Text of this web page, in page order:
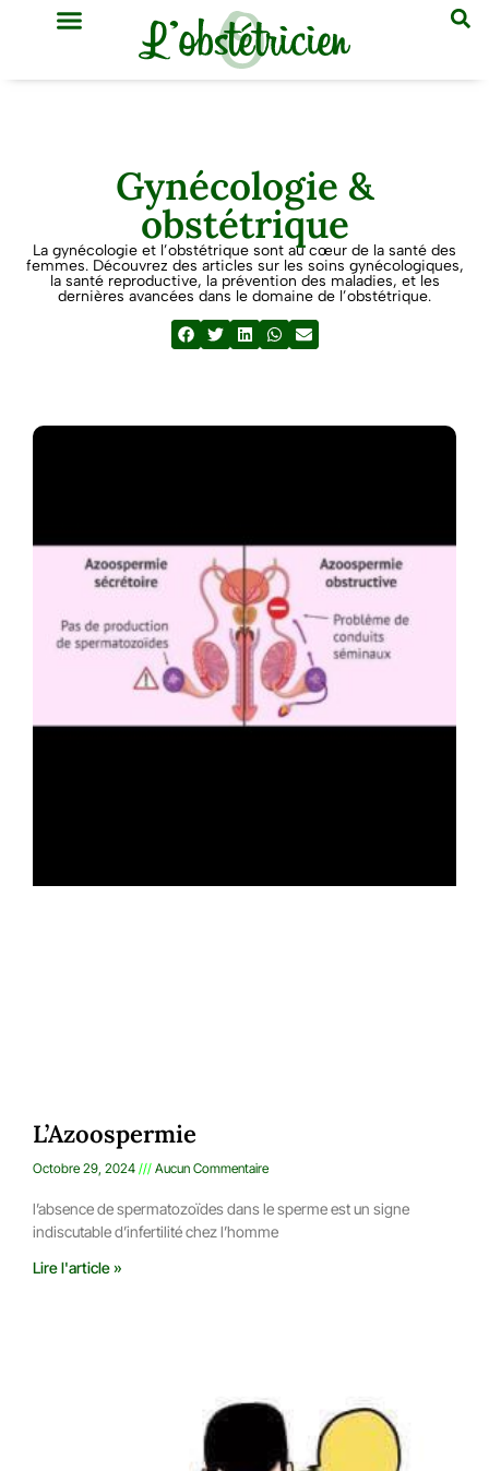
Gynécologie &
obstétrique
La gynécologie et l’obstétrique sont au cœur de la santé des
femmes. Découvrez des articles sur les soins gynécologiques,
la santé reproductive, la prévention des maladies, et les
dernières avancées dans le domaine de l’obstétrique.
L’Azoospermie
Octobre 29, 2024 Aucun Commentaire
l’absence de spermatozoïdes dans le sperme est un signe
indiscutable d’infertilité chez l’homme
Lire l'article »